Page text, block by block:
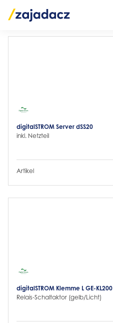
digitalSTROM Server dSS20
inkl. Netzteil
Artikel
digitalSTROM Klemme L GE-KL200
Relais-Schaltaktor (gelb/Licht)